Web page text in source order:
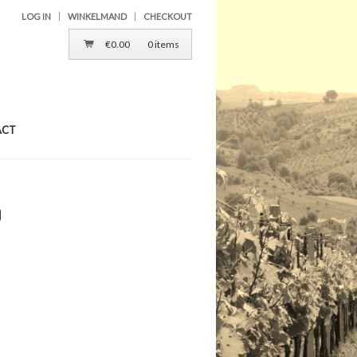
LOG IN WINKELMAND CHECKOUT
€0.00 0 items